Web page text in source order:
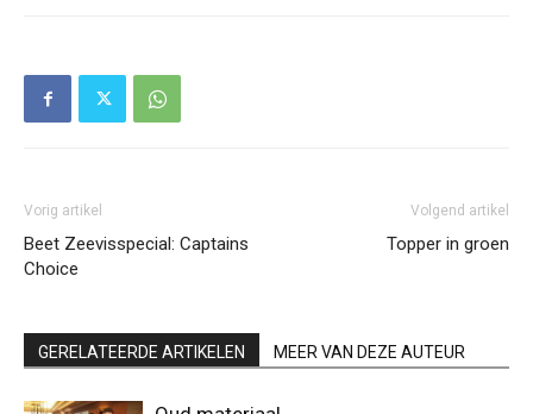
Vorig artikel
Beet Zeevisspecial: Captains
Choice
Volgend artikel
Topper in groen
GERELATEERDE ARTIKELEN MEER VAN DEZE AUTEUR